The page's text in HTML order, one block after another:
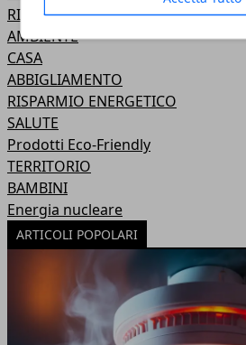
RINNOVABILI
AMBIENTE
CASA
ABBIGLIAMENTO
RISPARMIO ENERGETICO
SALUTE
Prodotti Eco-Friendly
TERRITORIO
BAMBINI
Energia nucleare
ARTICOLI POPOLARI